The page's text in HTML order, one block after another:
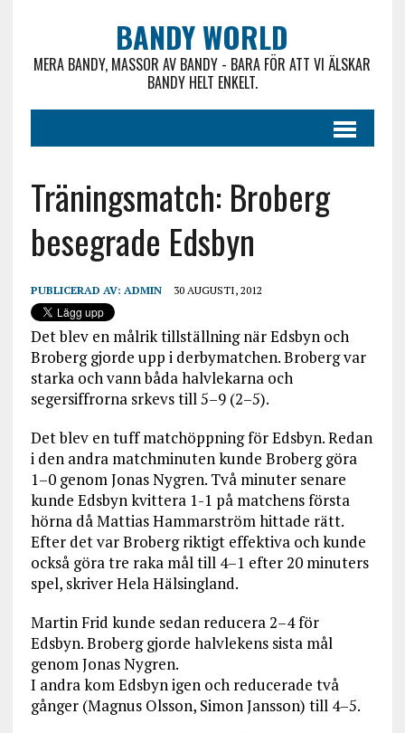
BANDY WORLD
MERA BANDY, MASSOR AV BANDY - BARA FÖR ATT VI ÄLSKAR
BANDY HELT ENKELT.
Träningsmatch: Broberg
besegrade Edsbyn
PUBLICERAD AV: ADMIN 30 AUGUSTI, 2012
Det blev en målrik tillställning när Edsbyn och
Broberg gjorde upp i derbymatchen. Broberg var
starka och vann båda halvlekarna och
segersiffrorna srkevs till 5–9 (2–5).
Det blev en tuff matchöppning för Edsbyn. Redan
i den andra matchminuten kunde Broberg göra
1–0 genom Jonas Nygren. Två minuter senare
kunde Edsbyn kvittera 1-1 på matchens första
hörna då Mattias Hammarström hittade rätt.
Efter det var Broberg riktigt effektiva och kunde
också göra tre raka mål till 4–1 efter 20 minuters
spel, skriver Hela Hälsingland.
Martin Frid kunde sedan reducera 2–4 för
Edsbyn. Broberg gjorde halvlekens sista mål
genom Jonas Nygren.
I andra kom Edsbyn igen och reducerade två
gånger (Magnus Olsson, Simon Jansson) till 4–5.